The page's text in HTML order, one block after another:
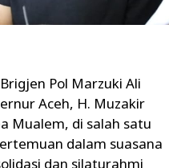
Pol Marzuki Ali
Aceh, H. Muzakir
Mualem, di salah satu
dalam suasana
dan silaturahmi